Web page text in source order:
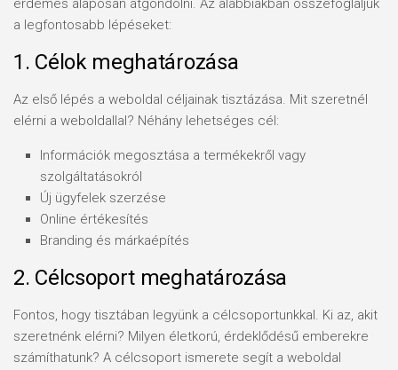
érdemes alaposan átgondolni. Az alábbiakban összefoglaljuk
a legfontosabb lépéseket:
1. Célok meghatározása
Az első lépés a weboldal céljainak tisztázása. Mit szeretnél
elérni a weboldallal? Néhány lehetséges cél:
Információk megosztása a termékekről vagy
szolgáltatásokról
Új ügyfelek szerzése
Online értékesítés
Branding és márkaépítés
2. Célcsoport meghatározása
Fontos, hogy tisztában legyünk a célcsoportunkkal. Ki az, akit
szeretnénk elérni? Milyen életkorú, érdeklődésű emberekre
számíthatunk? A célcsoport ismerete segít a weboldal